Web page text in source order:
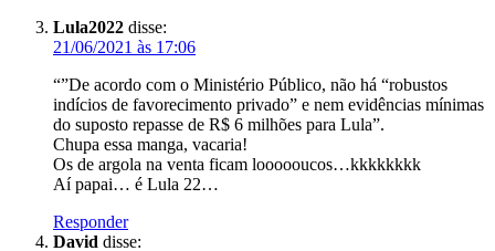
Lula2022 disse:
21/06/2021 às 17:06
“”De acordo com o Ministério Público, não há “robustos
indícios de favorecimento privado” e nem evidências mínimas
do suposto repasse de R$ 6 milhões para Lula”.
Chupa essa manga, vacaria!
Os de argola na venta ficam loooooucos…kkkkkkkk
Aí papai… é Lula 22…
Responder
David disse: